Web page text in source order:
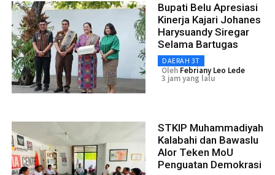
Bupati Belu Apresiasi
Kinerja Kajari Johanes
Harysuandy Siregar
Selama Bartugas
DAERAH 3T
Oleh Febriany Leo Lede
3 jam yang lalu
STKIP Muhammadiyah
Kalabahi dan Bawaslu
Alor Teken MoU
Penguatan Demokrasi